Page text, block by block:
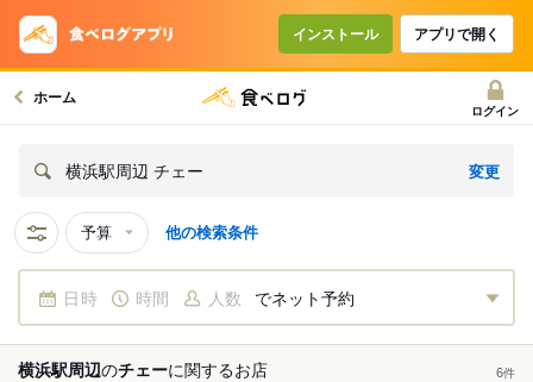
インストール アプリで開く
ホーム
ログイン
横浜駅周辺 チェー 変更
予算 他の検索条件
日時 時間 人数 でネット予約
横浜駅周辺のチェーに関するお店 6件